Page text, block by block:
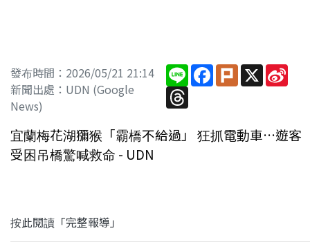
發布時間：2026/05/21 21:14
新聞出處：UDN (Google
News)
Line Facebook
PlurkX
Threads
宜蘭梅花湖獼猴「霸橋不給過」 狂抓電動車…遊客
受困吊橋驚喊救命 - UDN
按此閱讀「完整報導」